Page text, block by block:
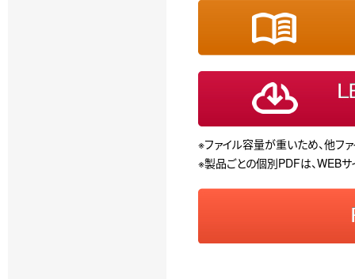
※ファイル容量が重いため、他フ
※製品ごとの個別PDFは、WEB